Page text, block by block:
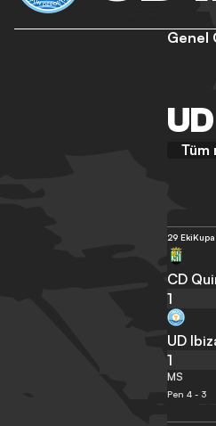
Genel
Tüm
29 Eki
CD
1
UD
1
MS
Pen 4 - 3